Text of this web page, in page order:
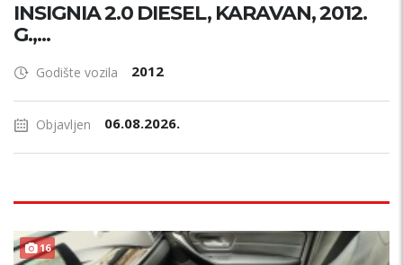
INSIGNIA 2.0 DIESEL, KARAVAN, 2012.
G.,...
Godište vozila 2012
Objavljen 06.08.2026.
16